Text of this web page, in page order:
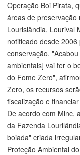
Operação Boi Pirata,
áreas de preservação
Lourislândia, Lourival
notificado desde
conservação.
ambientais] vai ter o
do Fome Zero",
Zero, os recursos
fiscalização e
De acordo com Minc,
da Fazenda
boiada" criada
Proteção Ambiental